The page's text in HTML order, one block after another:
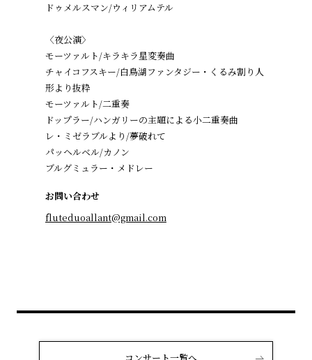
ドゥメルスマン/ウィリアムテル
〈夜公演〉
モーツァルト/キラキラ星変奏曲
チャイコフスキー/白鳥湖ファンタジー・くるみ割り人
形より抜粋
モーツァルト/二重奏
ドップラー/ハンガリーの主題による小二重奏曲
レ・ミゼラブルより/夢破れて
パッヘルベル/カノン
ブルグミュラー・メドレー
お問い合わせ
fluteduoallant@gmail.com